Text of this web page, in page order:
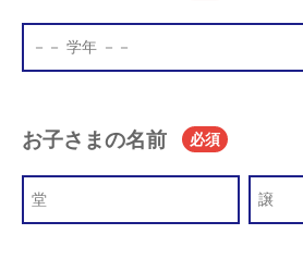
お子さまの名前 必須